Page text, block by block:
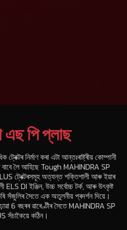
এছ পি প্লাছ
নিৰ্মাণ কৰা এটা আন্তঃৰাষ্ট্ৰীয় কোম্পানী
বাবে লৈ আহিছে Tough MAHINDRA SP
ট্ৰেক্টৰসমূহ অত্যন্ত শক্তিশালী আৰু ইয়াৰ
DI ইঞ্জিন, উচ্চ সৰ্বোচ্চ টৰ্ক, আৰু উৎকৃষ্ট
সঁজুলিৰ সৈতে এক অতুলনীয় প্ৰদৰ্শন দিয়ে।
6 বছৰৰ ৱাৰেণ্টীৰ সৈতে MAHINDRA SP
সঁচাকৈয়ে কঠিন।